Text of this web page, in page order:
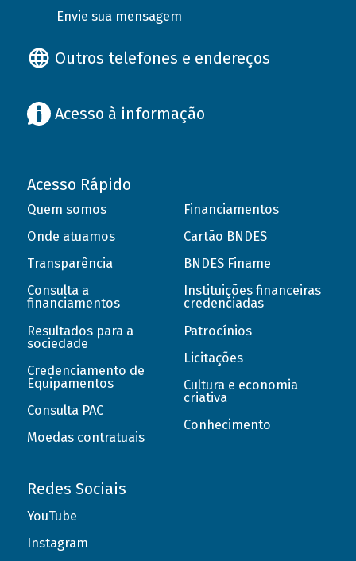
Envie sua mensagem
Outros telefones e endereços
Acesso à informação
Acesso Rápido
Quem somos
Onde atuamos
Transparência
Consulta a
financiamentos
Resultados para a
sociedade
Credenciamento de
Equipamentos
Consulta PAC
Moedas contratuais
Financiamentos
Cartão BNDES
BNDES Finame
Instituições financeiras
credenciadas
Patrocínios
Licitações
Cultura e economia
criativa
Conhecimento
Redes Sociais
YouTube
Instagram